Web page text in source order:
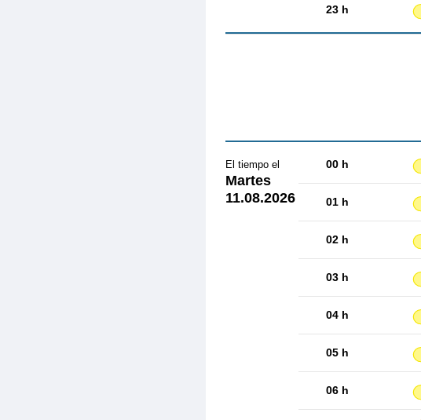
23 h
El tiempo el
Martes
11.08.2026
00 h
01 h
02 h
03 h
04 h
05 h
06 h